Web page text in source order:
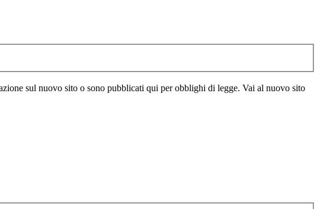
sul nuovo sito o sono pubblicati qui per obblighi di legge. Vai al nuovo sito